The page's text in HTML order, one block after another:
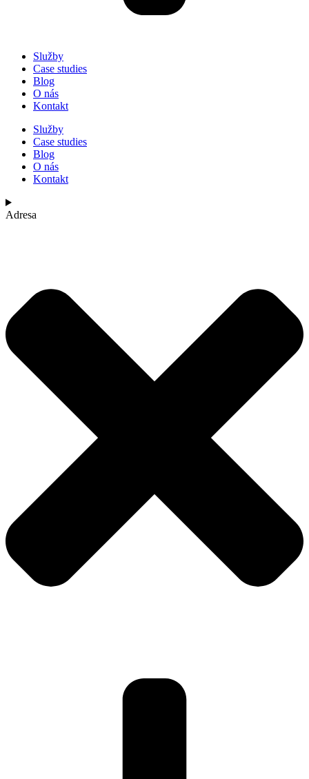
Služby
Case studies
Blog
O nás
Kontakt
Služby
Case studies
Blog
O nás
Kontakt
Adresa